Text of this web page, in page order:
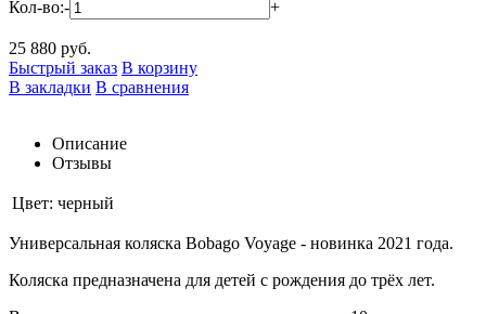
Кол-во:- +
25 880 руб.
Быстрый заказ В корзину
В закладки В сравнения
Описание
Отзывы
Цвет: черный
Универсальная коляска Bobago Voyage - новинка 2021 года.
Коляска предназначена для детей с рождения до трёх лет.